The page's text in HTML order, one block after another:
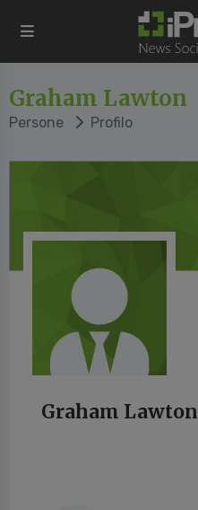
Graham Lawton
Persone Profilo
Graham Lawton